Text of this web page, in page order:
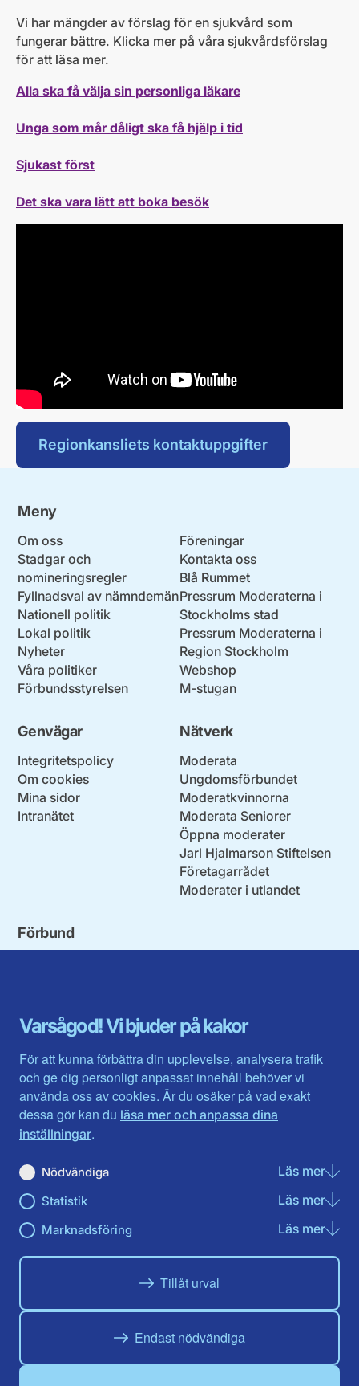
Varsågod! Vi bjuder på kakor
För att kunna förbättra din upplevelse, analysera trafik
och ge dig personligt anpassat innehåll behöver vi
använda oss av cookies. Är du osäker på vad exakt
dessa gör kan du läsa mer och anpassa dina
inställningar.
Nödvändiga Läs merom
Statistik Läs merom
Marknadsföring Läs merom
Tillåt urval
Endast nödvändiga
Vi har mängder av förslag för en sjukvård som
fungerar bättre. Klicka mer på våra sjukvårdsförslag
för att läsa mer.
Alla ska få välja sin personliga läkare
Unga som mår dåligt ska få hjälp i tid
Sjukast först
Det ska vara lätt att boka besök
Regionkansliets kontaktuppgifter
Meny
Om oss
Stadgar och
nomineringsregler
Fyllnadsval av nämndemän
Nationell politik
Lokal politik
Nyheter
Våra politiker
Förbundsstyrelsen
Föreningar
Kontakta oss
Blå Rummet
Pressrum Moderaterna i
Stockholms stad
Pressrum Moderaterna i
Region Stockholm
Webshop
M-stugan
Genvägar
Integritetspolicy
Om cookies
Mina sidor
Intranätet
Nätverk
Moderata
Ungdomsförbundet
Moderatkvinnorna
Moderata Seniorer
Öppna moderater
Jarl Hjalmarson Stiftelsen
Företagarrådet
Moderater i utlandet
Förbund
Gävleborg
Halland
Jämtlands län
Jönköpings län
Kalmar län
Kronobergs län
Norrbotten
Skåne län
Värmlands län
Västerbotten
Västra Götaland
Västernorrland
Västmanland
Örebro län
Du hittar oss här på sociala medier
FacebookTwitter Instagram